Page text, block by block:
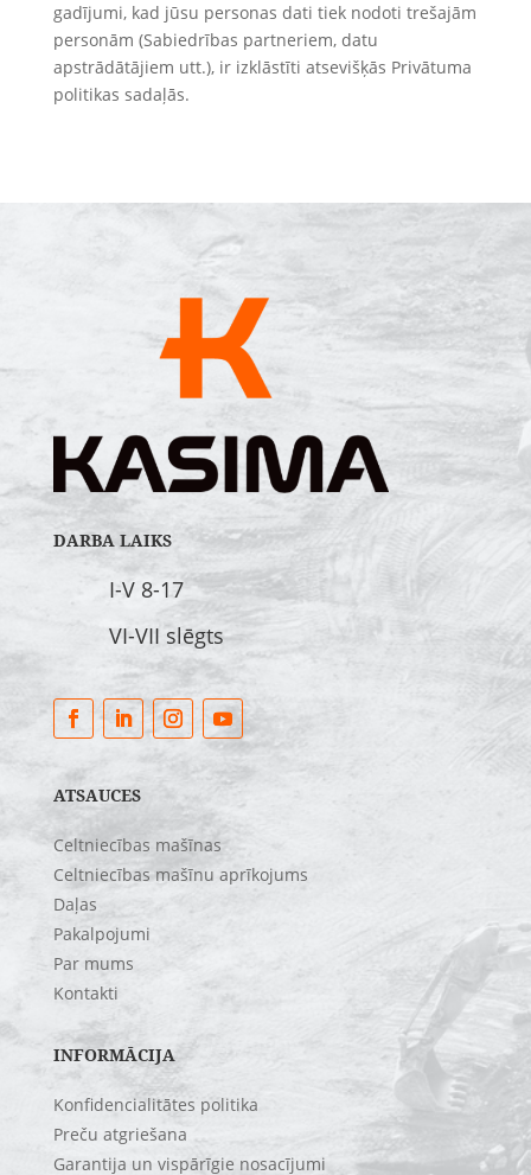
gadījumi, kad jūsu personas dati tiek nodoti trešajām
personām (Sabiedrības partneriem, datu
apstrādātājiem utt.), ir izklāstīti atsevišķās Privātuma
politikas sadaļās.
DARBA LAIKS
I-V 8-17
VI-VII slēgts
ATSAUCES
Celtniecības mašīnas
Celtniecības mašīnu aprīkojums
Daļas
Pakalpojumi
Par mums
Kontakti
INFORMĀCIJA
Konfidencialitātes politika
Preču atgriešana
Garantija un vispārīgie nosacījumi